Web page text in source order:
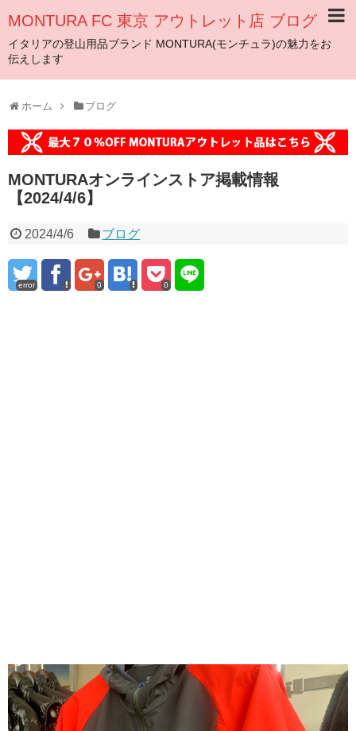
MONTURA FC 東京 アウトレット店 ブログ
イタリアの登山用品ブランド MONTURA(モンチュラ)の魅力をお
伝えします
ホーム ブログ
MONTURAオンラインストア掲載情報
【2024/4/6】
2024/4/6 ブログ
error 0 0